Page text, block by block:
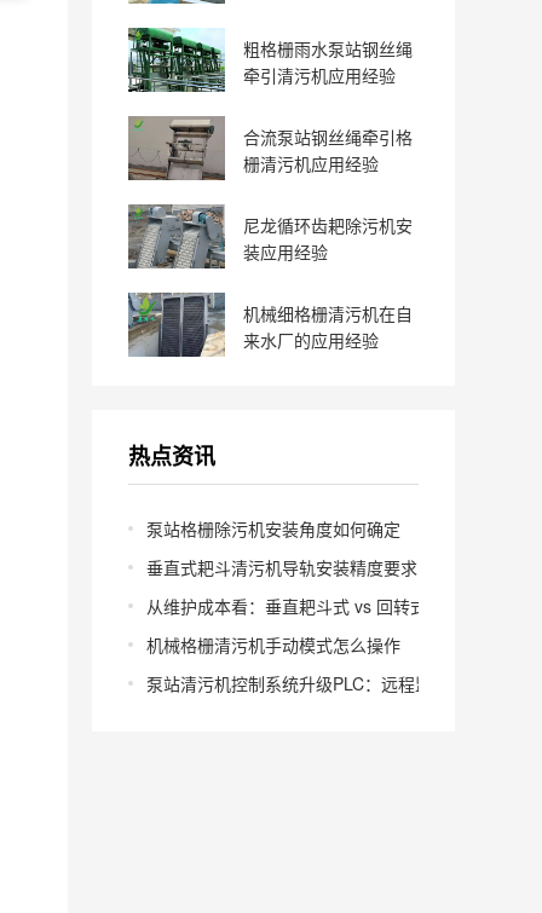
粗格栅雨水泵站钢丝绳
牵引清污机应用经验
合流泵站钢丝绳牵引格
栅清污机应用经验
尼龙循环齿耙除污机安
装应用经验
机械细格栅清污机在自
来水厂的应用经验
热点资讯
泵站格栅除污机安装角度如何确定
垂直式耙斗清污机导轨安装精度要求多少
从维护成本看：垂直耙斗式 vs 回转式怎么选
机械格栅清污机手动模式怎么操作
泵站清污机控制系统升级PLC：远程监控怎么实现？